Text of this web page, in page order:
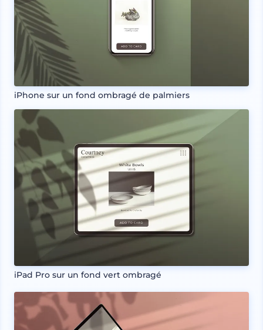
iPhone sur un fond ombragé de palmiers
iPad Pro sur un fond vert ombragé